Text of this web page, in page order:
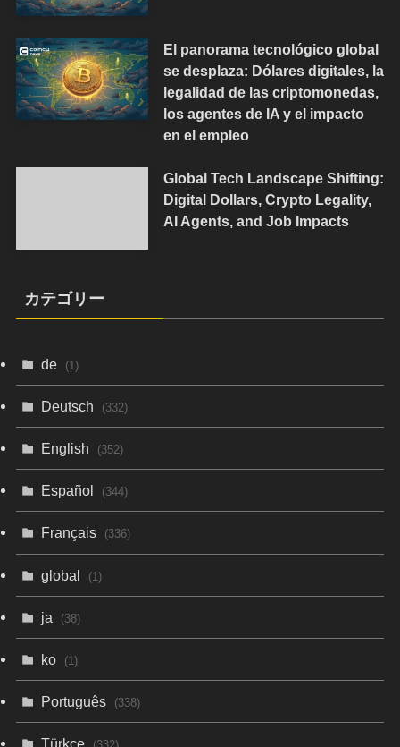
El panorama tecnológico global
se desplaza: Dólares digitales, la
legalidad de las criptomonedas,
los agentes de IA y el impacto
en el empleo
Global Tech Landscape Shifting:
Digital Dollars, Crypto Legality,
AI Agents, and Job Impacts
カテゴリー
de (1)
Deutsch (332)
English (352)
Español (344)
Français (336)
global (1)
ja (38)
ko (1)
Português (338)
Türkçe